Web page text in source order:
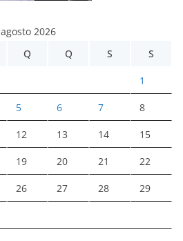
agosto 2026
Q Q S S
1
5 6 7 8
12 13 14 15
19 20 21 22
26 27 28 29